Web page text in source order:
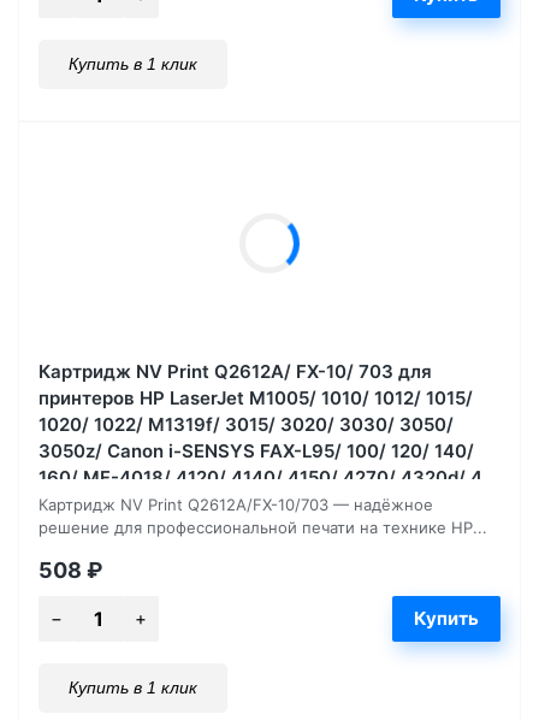
Купить в 1 клик
Картридж NV Print Q2612A/ FX-10/ 703 для
принтеров HP LaserJet M1005/ 1010/ 1012/ 1015/
1020/ 1022/ M1319f/ 3015/ 3020/ 3030/ 3050/
3050z/ Canon i-SENSYS FAX-L95/ 100/ 120/ 140/
160/ MF-4018/ 4120/ 4140/ 4150/ 4270/ 4320d/ 4,
2000 страниц
Картридж NV Print Q2612A/FX-10/703 — надёжное
решение для профессиональной печати на технике HP...
508 ₽
Купить в 1 клик